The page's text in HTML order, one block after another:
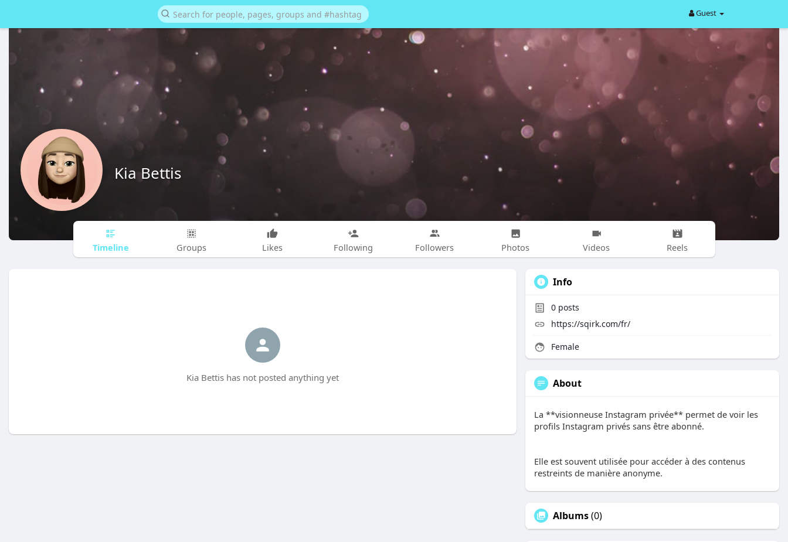
Guest
Kia Bettis
Timeline Groups Likes Following Followers Photos Videos Reels
Kia Bettis has not posted anything yet
Info
0 posts
https://sqirk.com/fr/
Female
About
La **visionneuse Instagram privée** permet de voir les
profils Instagram privés sans être abonné.
Elle est souvent utilisée pour accéder à des contenus
restreints de manière anonyme.
Albums(0)